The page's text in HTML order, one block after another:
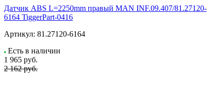
Датчик ABS L=2250mm правый MAN INF.09.407/81.27120-
6164 TiggerPart-0416
Артикул: 81.27120-6164
Есть в наличии
1 965 руб.
2 162 руб.